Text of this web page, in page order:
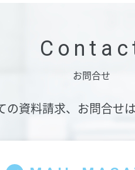
お問合せ
資料請求、 お問合せ